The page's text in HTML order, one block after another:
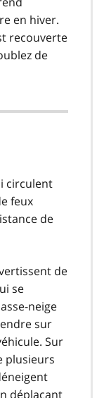
en hiver.
recouverte
de
circulent
feux
de
de
se
neige
sur
Sur
plusieurs
déplaçant